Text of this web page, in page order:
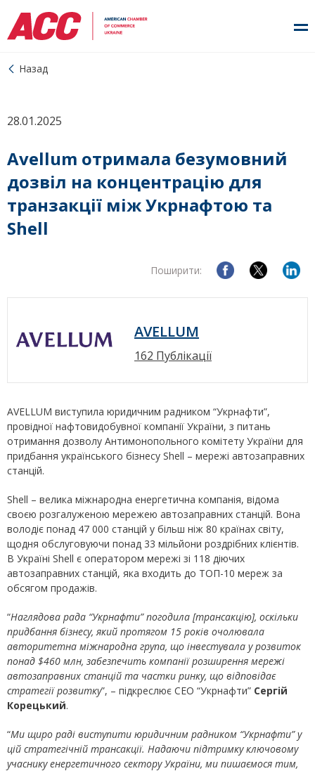
Назад
28.01.2025
Avellum отримала безумовний
дозвіл на концентрацію для
транзакції між Укрнафтою та
Shell
Поширити:
AVELLUM
162 Публікації
AVELLUM виступила юридичним радником “Укрнафти”,
провідної нафтовидобувної компанії України, з питань
отримання дозволу Антимонопольного комітету України для
придбання українського бізнесу Shell – мережі автозаправних
станцій.
Shell – велика міжнародна енергетична компанія, відома
своєю розгалуженою мережею автозаправних станцій. Вона
володіє понад 47 000 станцій у більш ніж 80 країнах світу,
щодня обслуговуючи понад 33 мільйони роздрібних клієнтів.
В Україні Shell є оператором мережі зі 118 діючих
автозаправних станцій, яка входить до ТОП-10 мереж за
обсягом продажів.
“Наглядова рада “Укрнафти” погодила [трансакцію], оскільки
придбання бізнесу, який протягом 15 років очолювала
авторитетна міжнародна група, що інвестувала у розвиток
понад $460 млн, забезпечить компанії розширення мережі
автозаправних станцій та частки ринку, що відповідає
стратегії розвитку”, – підкреслює СЕО “Укрнафти” Сергій
Корецький.
“Ми щиро раді виступити юридичним радником “Укрнафти” у
цій стратегічній трансакції. Надаючи підтримку ключовому
учаснику енергетичного сектору України, ми пишаємося тим,